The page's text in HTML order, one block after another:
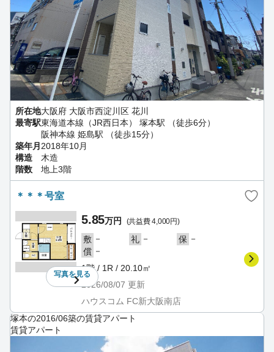
所在地大阪府 大阪市西淀川区 花川
最寄駅東海道本線（JR西日本） 塚本駅 （徒歩6分）
阪神本線 姫島駅 （徒歩15分）
築年月 2018年10月
構造
木造
階数
地上3階
＊＊＊号室
写真を見る
5.85万円 (共益費 4,000円)
敷 － 礼 － 保 －
償 －
1階 / 1R / 20.10㎡
2026/08/07 更新
ハウスコム FC新大阪南店
塚本の2016/06築の賃貸アパート
賃貸アパート